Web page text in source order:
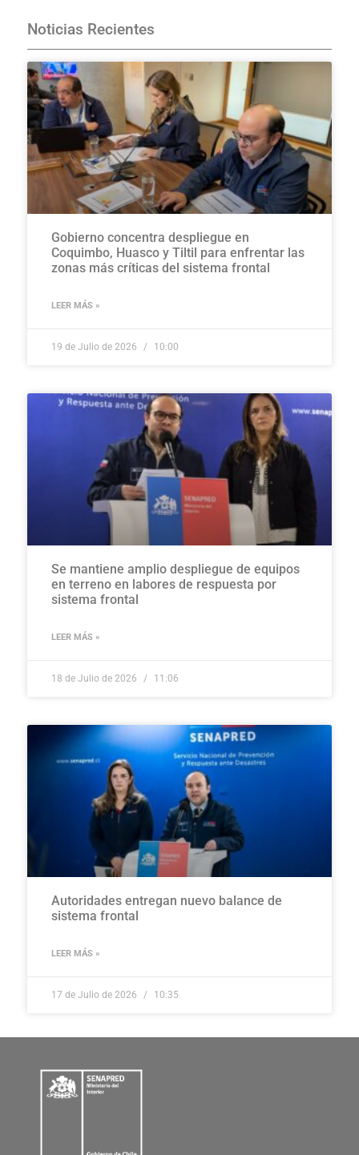
Noticias Recientes
Gobierno concentra despliegue en
Coquimbo, Huasco y Tiltil para enfrentar las
zonas más críticas del sistema frontal
LEER MÁS »
19 de Julio de 2026 10:00
Se mantiene amplio despliegue de equipos
en terreno en labores de respuesta por
sistema frontal
LEER MÁS »
18 de Julio de 2026 11:06
Autoridades entregan nuevo balance de
sistema frontal
LEER MÁS »
17 de Julio de 2026 10:35